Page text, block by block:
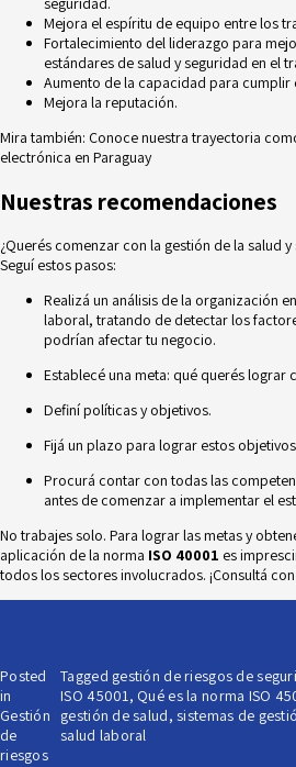
Mejora el espíritu de equipo entre los
Fortalecimiento del liderazgo para
estándares de salud y seguridad en el
Aumento de la capacidad para cumplir
Mejora la reputación.
Mira también: Conoce nuestra trayectoria
electrónica en Paraguay
Nuestras recomendaciones
¿Querés comenzar con la gestión de la salud
Seguí estos pasos:
Realizá un análisis de la organización
laboral, tratando de detectar los
podrían afectar tu negocio.
Establecé una meta: qué querés lograr
Definípolíticas y objetivos.
Fijá un plazo para lograr estos
Procurá contar con todas las
antes de comenzar a implementar el
No trabajes solo. Para lograr las metas y
aplicación de la norma ISO 40001 es
todos los sectores involucrados. ¡Consultá
Posted
in
Gestión
de
riesgos
Tagged gestión de riesgos de
ISO 45001, Qué es la norma ISO
gestión de salud,sistemas de
salud laboral